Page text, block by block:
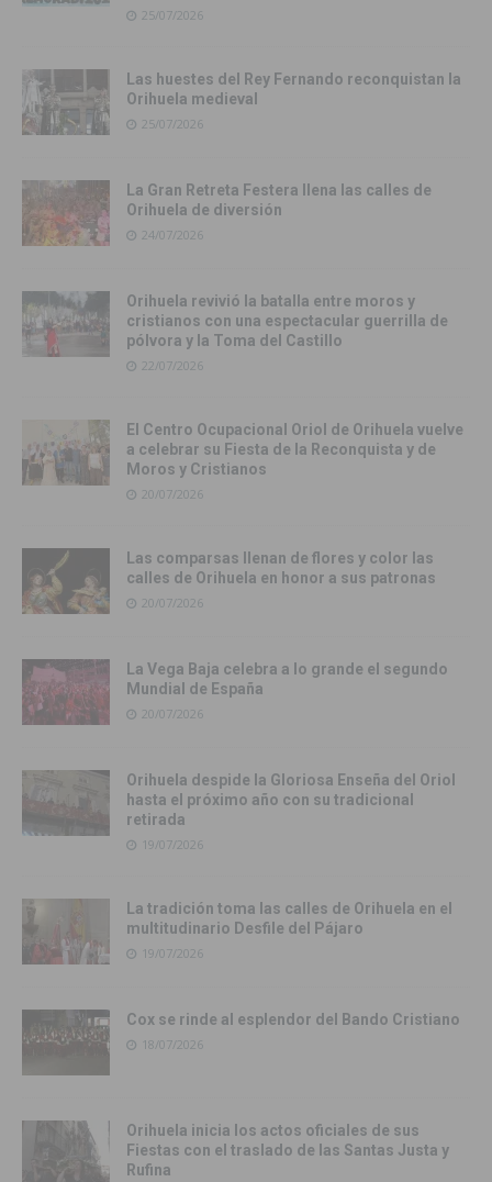
25/07/2026
Las huestes del Rey Fernando reconquistan la
Orihuela medieval
25/07/2026
La Gran Retreta Festera llena las calles de
Orihuela de diversión
24/07/2026
Orihuela revivió la batalla entre moros y
cristianos con una espectacular guerrilla de
pólvora y la Toma del Castillo
22/07/2026
El Centro Ocupacional Oriol de Orihuela vuelve
a celebrar su Fiesta de la Reconquista y de
Moros y Cristianos
20/07/2026
Las comparsas llenan de flores y color las
calles de Orihuela en honor a sus patronas
20/07/2026
La Vega Baja celebra a lo grande el segundo
Mundial de España
20/07/2026
Orihuela despide la Gloriosa Enseña del Oriol
hasta el próximo año con su tradicional
retirada
19/07/2026
La tradición toma las calles de Orihuela en el
multitudinario Desfile del Pájaro
19/07/2026
Cox se rinde al esplendor del Bando Cristiano
18/07/2026
Orihuela inicia los actos oficiales de sus
Fiestas con el traslado de las Santas Justa y
Rufina